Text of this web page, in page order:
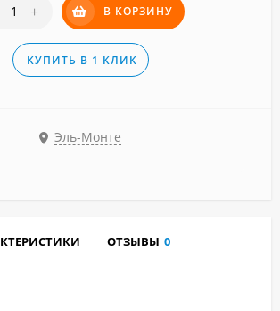
+ В КОРЗИНУ
КУПИТЬ В 1 КЛИК
Эль-Монте
ОТЗЫВЫ 0